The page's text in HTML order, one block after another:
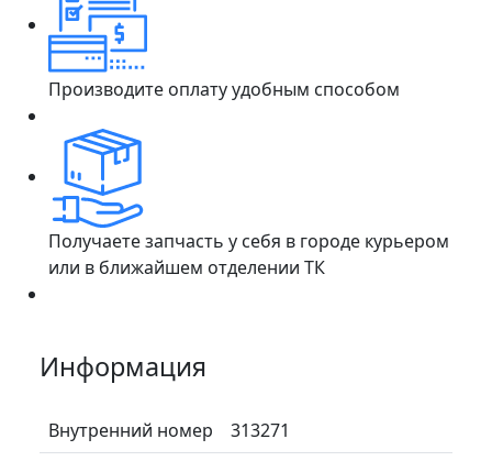
Производите оплату удобным способом
Получаете запчасть у себя в городе курьером
или в ближайшем отделении ТК
Информация
Внутренний номер
313271